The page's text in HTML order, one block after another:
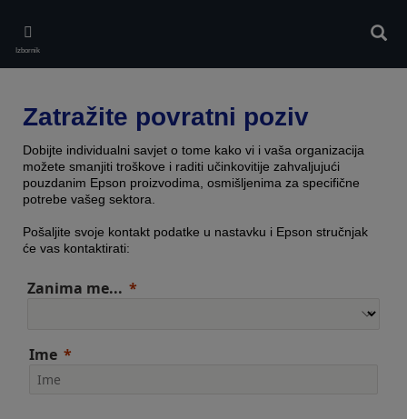
main
content
Izbornik
Zatražite povratni poziv
Dobijte individualni savjet o tome kako vi i vaša organizacija
možete smanjiti troškove i raditi učinkovitije zahvaljujući
pouzdanim Epson proizvodima, osmišljenima za specifične
potrebe vašeg sektora.
Pošaljite svoje kontakt podatke u nastavku i Epson stručnjak
će vas kontaktirati:
Zanima me...
Ime